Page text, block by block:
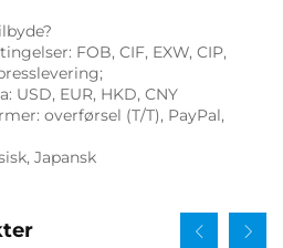
FOB, CIF, EXW, CIP,
USD, EUR, HKD, CNY
overførsel (T/T), PayPal,
Japansk